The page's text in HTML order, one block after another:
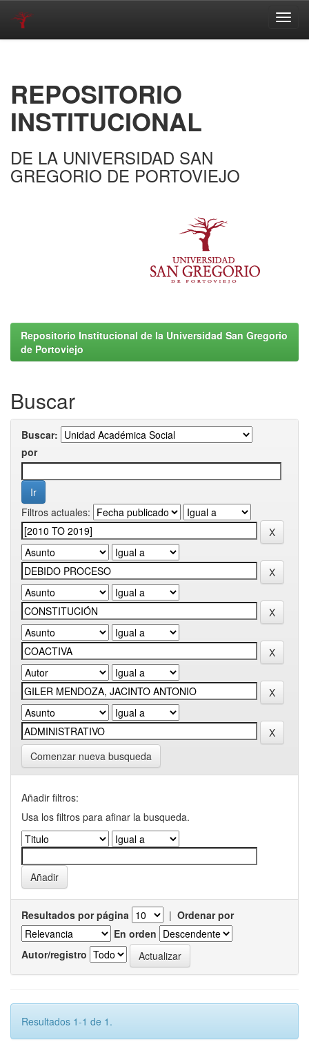
REPOSITORIO
INSTITUCIONAL
DE LA UNIVERSIDAD SAN
GREGORIO DE PORTOVIEJO
Repositorio Institucional de la Universidad San Gregorio
de Portoviejo
Buscar
Buscar:
por
Filtros actuales:
Comenzar nueva busqueda
Añadir filtros:
Usa los filtros para afinar la busqueda.
Resultados por página | Ordenar por
En orden
Autor/registro
Resultados 1-1 de 1.